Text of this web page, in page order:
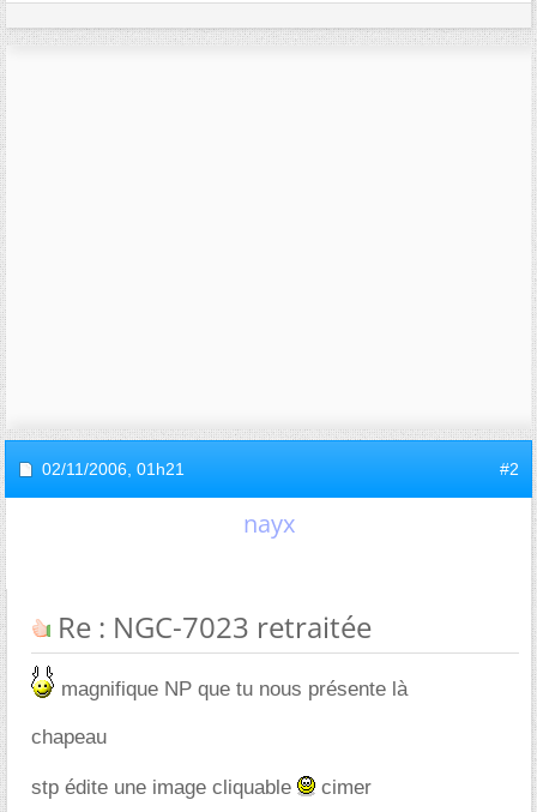
02/11/2006, 01h21 #2
nayx
Re : NGC-7023 retraitée
magnifique NP que tu nous présente là
chapeau
stp édite une image cliquable cimer